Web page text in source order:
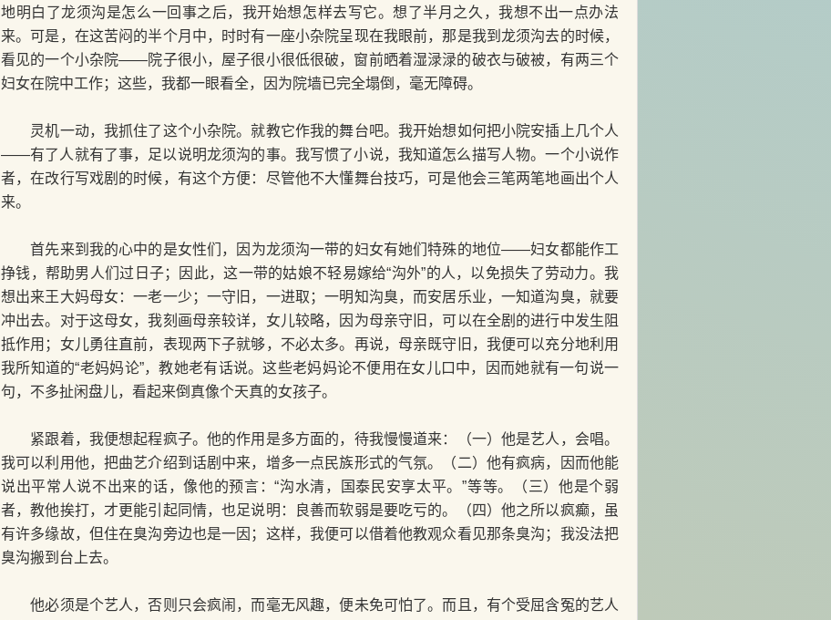
地明白了龙须沟是怎么一回事之后，我开始想怎样去写它。想了半月之久，我想不出一点办法
来。可是，在这苦闷的半个月中，时时有一座小杂院呈现在我眼前，那是我到龙须沟去的时候，
看见的一个小杂院——院子很小，屋子很小很低很破，窗前晒着湿渌渌的破衣与破被，有两三个
妇女在院中工作；这些，我都一眼看全，因为院墙已完全塌倒，毫无障碍。
灵机一动，我抓住了这个小杂院。就教它作我的舞台吧。我开始想如何把小院安插上几个人
——有了人就有了事，足以说明龙须沟的事。我写惯了小说，我知道怎么描写人物。一个小说作
者，在改行写戏剧的时候，有这个方便：尽管他不大懂舞台技巧，可是他会三笔两笔地画出个人
来。
首先来到我的心中的是女性们，因为龙须沟一带的妇女有她们特殊的地位——妇女都能作工
挣钱，帮助男人们过日子；因此，这一带的姑娘不轻易嫁给“沟外”的人，以免损失了劳动力。我
想出来王大妈母女：一老一少；一守旧，一进取；一明知沟臭，而安居乐业，一知道沟臭，就要
冲出去。对于这母女，我刻画母亲较详，女儿较略，因为母亲守旧，可以在全剧的进行中发生阻
抵作用；女儿勇往直前，表现两下子就够，不必太多。再说，母亲既守旧，我便可以充分地利用
我所知道的“老妈妈论”，教她老有话说。这些老妈妈论不便用在女儿口中，因而她就有一句说一
句，不多扯闲盘儿，看起来倒真像个天真的女孩子。
紧跟着，我便想起程疯子。他的作用是多方面的，待我慢慢道来：（一）他是艺人，会唱。
我可以利用他，把曲艺介绍到话剧中来，增多一点民族形式的气氛。（二）他有疯病，因而他能
说出平常人说不出来的话，像他的预言：“沟水清，国泰民安享太平。”等等。（三）他是个弱
者，教他挨打，才更能引起同情，也足说明：良善而软弱是要吃亏的。（四）他之所以疯癫，虽
有许多缘故，但住在臭沟旁边也是一因；这样，我便可以借着他教观众看见那条臭沟；我没法把
臭沟搬到台上去。
他必须是个艺人，否则只会疯闹，而毫无风趣，便未免可怕了。而且，有个受屈含冤的艺人